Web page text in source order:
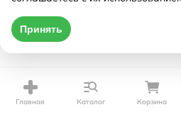
Главная Каталог Корзина
Принять